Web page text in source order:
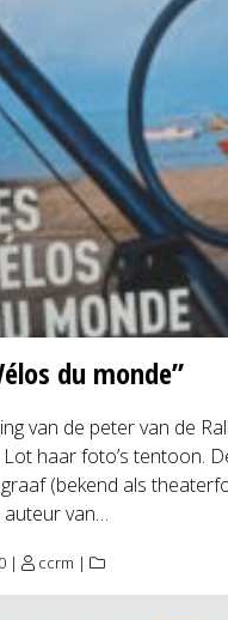
du monde”
van de peter van de
haar foto’s tentoon.
(bekend als
auteur van…
| ccrm |